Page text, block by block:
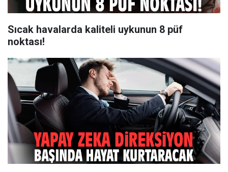
Sıcak havalarda kaliteli uykunun 8 püf
noktası!